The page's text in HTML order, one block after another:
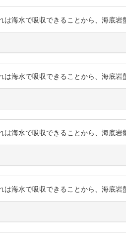
海水で吸収できることから、海底
海水で吸収できることから、海底
海水で吸収できることから、海底
海水で吸収できることから、海底